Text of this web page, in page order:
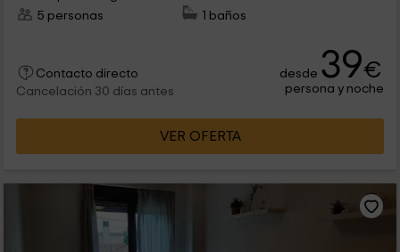
5 personas
1 baños
Contacto directo
Cancelación 30 días antes
desde 39€
persona y noche
VER OFERTA